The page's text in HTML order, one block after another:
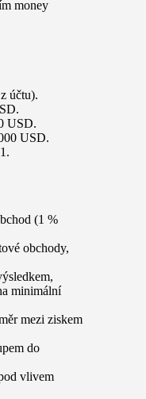
money
účtu).
USD.
USD.
(1 %
obchody,
minimální
mezi ziskem
do
vlivem